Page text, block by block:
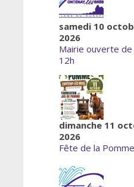
samedi 10
2026
Mairie ouverte de
12h
dimanche 11
2026
Fête de la Pomme